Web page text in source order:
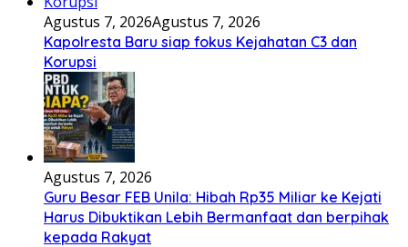
Agustus 7, 2026Agustus 7, 2026
Kapolresta Baru siap fokus Kejahatan C3 dan
Korupsi
Agustus 7, 2026
Guru Besar FEB Unila: Hibah Rp35 Miliar ke Kejati
Harus Dibuktikan Lebih Bermanfaat dan berpihak
kepada Rakyat